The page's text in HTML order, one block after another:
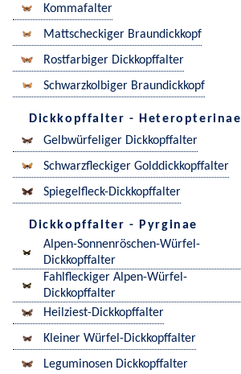
Kommafalter
Mattscheckiger Braundickkopf
Rostfarbiger Dickkopffalter
Schwarzkolbiger Braundickkopf
Dickkopffalter - Heteropterinae
Gelbwürfeliger Dickkopffalter
Schwarzfleckiger Golddickkopffalter
Spiegelfleck-Dickkopffalter
Dickkopffalter - Pyrginae
Alpen-Sonnenröschen-Würfel-
Dickkopffalter
Fahlfleckiger Alpen-Würfel-
Dickkopffalter
Heilziest-Dickkopffalter
Kleiner Würfel-Dickkopffalter
Leguminosen Dickkopffalter